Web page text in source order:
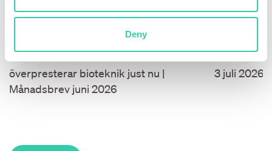
Deny
överpresterar bioteknik just nu |
Månadsbrev juni 2026
Våra
3 juli 2026.